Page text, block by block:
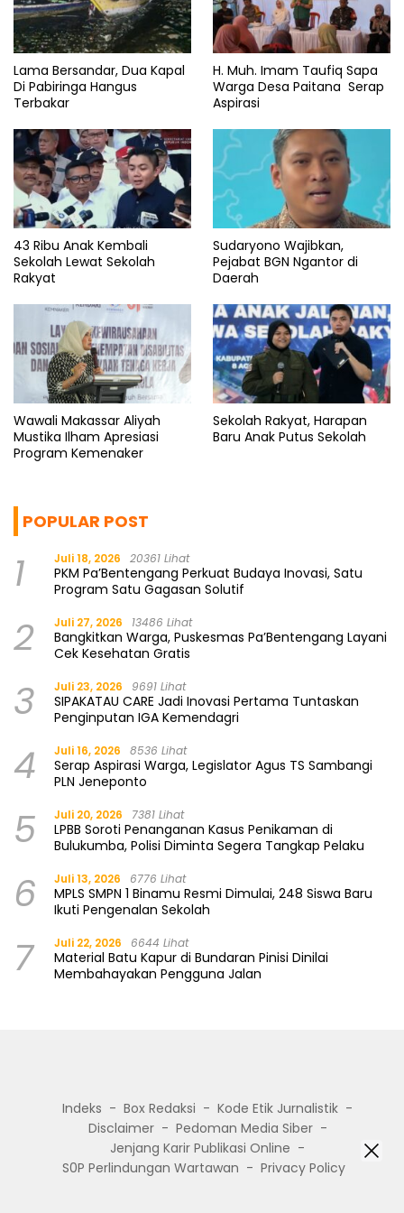
Lama Bersandar, Dua Kapal
Di Pabiringa Hangus
Terbakar
H. Muh. Imam Taufiq Sapa
Warga Desa Paitana Serap
Aspirasi
43 Ribu Anak Kembali
Sekolah Lewat Sekolah
Rakyat
Sudaryono Wajibkan,
Pejabat BGN Ngantor di
Daerah
Wawali Makassar Aliyah
Mustika Ilham Apresiasi
Program Kemenaker
Sekolah Rakyat, Harapan
Baru Anak Putus Sekolah
POPULAR POST
1 Juli 18, 2026 20361 Lihat
PKM Pa’Bentengang Perkuat Budaya Inovasi, Satu
Program Satu Gagasan Solutif
2 Juli 27, 2026 13486 Lihat
Bangkitkan Warga, Puskesmas Pa’Bentengang Layani
Cek Kesehatan Gratis
3 Juli 23, 2026 9691 Lihat
SIPAKATAU CARE Jadi Inovasi Pertama Tuntaskan
Penginputan IGA Kemendagri
4 Juli 16, 2026 8536 Lihat
Serap Aspirasi Warga, Legislator Agus TS Sambangi
PLN Jeneponto
5 Juli 20, 2026 7381 Lihat
LPBB Soroti Penanganan Kasus Penikaman di
Bulukumba, Polisi Diminta Segera Tangkap Pelaku
6 Juli 13, 2026 6776 Lihat
MPLS SMPN 1 Binamu Resmi Dimulai, 248 Siswa Baru
Ikuti Pengenalan Sekolah
7 Juli 22, 2026 6644 Lihat
Material Batu Kapur di Bundaran Pinisi Dinilai
Membahayakan Pengguna Jalan
Indeks Box Redaksi
Kode Etik Jurnalistik
Disclaimer
Pedoman Media Siber
Jenjang Karir Publikasi Online
S0P Perlindungan Wartawan
Privacy Policy